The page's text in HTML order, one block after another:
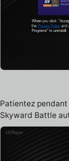
Patientez
Skyward Battle